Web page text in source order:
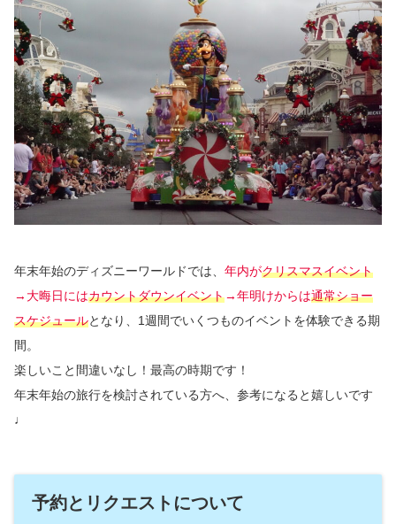
年末年始のディズニーワールドでは、 年内がクリスマスイベント
→大晦日にはカウントダウンイベント→年明けからは通常ショー
スケジュールとなり、1週間でいくつものイベントを体験できる期
間。
楽しいこと間違いなし！最高の時期です！
年末年始の旅行を検討されている方へ、参考になると嬉しいです
♩
予約とリクエストについて